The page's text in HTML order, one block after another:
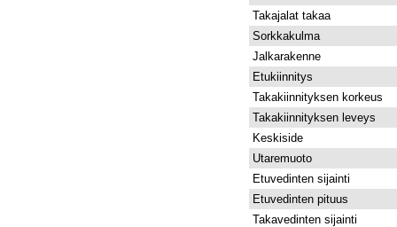
Takajalat takaa
Sorkkakulma
Jalkarakenne
Etukiinnitys
Takakiinnityksen korkeus
Takakiinnityksen leveys
Keskiside
Utaremuoto
Etuvedinten sijainti
Etuvedinten pituus
Takavedinten sijainti